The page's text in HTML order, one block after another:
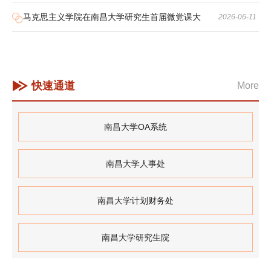
大）会议暨树立和践… 2026-06-11
马克思主义学院在南昌大学研究生首届微党课大
More
快速通道
南昌大学OA系统
南昌大学人事处
南昌大学计划财务处
南昌大学研究生院